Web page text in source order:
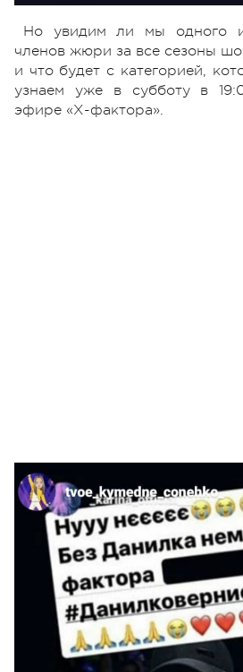
Но увидим ли мы одного
членов жюри за все сезоны
и что будет с категорией,
узнаем уже в субботу в
эфире «Х-фактора».